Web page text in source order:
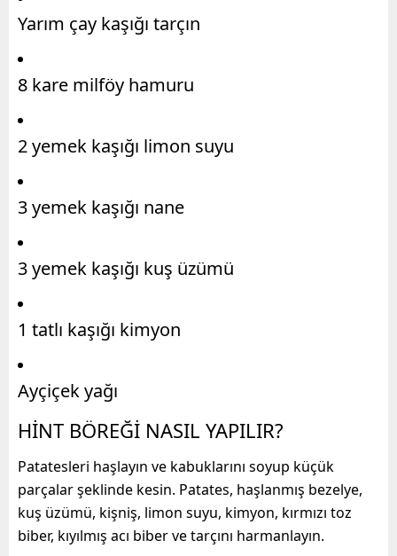
Yarım çay kaşığı tarçın
8 kare milföy hamuru
2 yemek kaşığı limon suyu
3 yemek kaşığı nane
3 yemek kaşığı kuş üzümü
1 tatlı kaşığı kimyon
Ayçiçek yağı
HİNT BÖREĞİ NASIL YAPILIR?
Patatesleri haşlayın ve kabuklarını soyup küçük
parçalar şeklinde kesin. Patates, haşlanmış bezelye,
kuş üzümü, kişniş, limon suyu, kimyon, kırmızı toz
biber, kıyılmış acı biber ve tarçını harmanlayın.